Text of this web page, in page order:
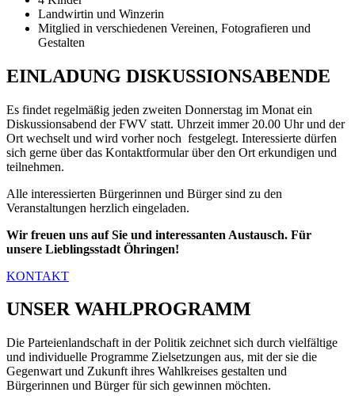
Landwirtin und Winzerin
Mitglied in verschiedenen Vereinen, Fotografieren und
Gestalten
EINLADUNG DISKUSSIONSABENDE
Es findet regelmäßig jeden zweiten Donnerstag im Monat ein
Diskussionsabend der FWV statt. Uhrzeit immer 20.00 Uhr und der
Ort wechselt und wird vorher noch festgelegt. Interessierte dürfen
sich gerne über das Kontaktformular über den Ort erkundigen und
teilnehmen.
Alle interessierten Bürgerinnen und Bürger sind zu den
Veranstaltungen herzlich eingeladen.
Wir freuen uns auf Sie und interessanten Austausch. Für
unsere Lieblingsstadt Öhringen!
KONTAKT
UNSER WAHLPROGRAMM
Die Parteienlandschaft in der Politik zeichnet sich durch vielfältige
und individuelle Programme Zielsetzungen aus, mit der sie die
Gegenwart und Zukunft ihres Wahlkreises gestalten und
Bürgerinnen und Bürger für sich gewinnen möchten.